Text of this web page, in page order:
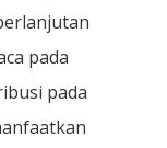
pada
pada